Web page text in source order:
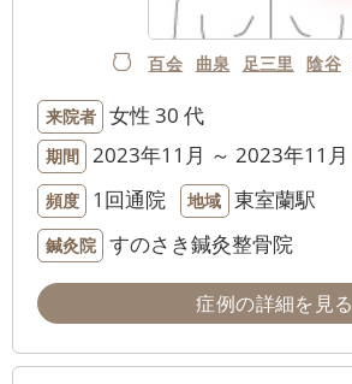
百会 曲泉 足三里 陰谷
来院者 女性 30 代
期間 2023年11月 ～ 2023年11月
頻度 1回通院 地域 東室蘭駅
鍼灸院 すのさき鍼灸整骨院
症例の詳細を見る